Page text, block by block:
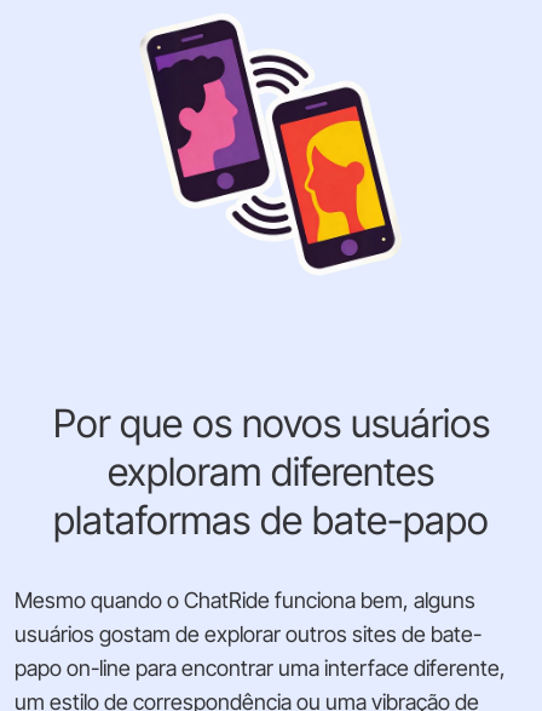
Por que os novos usuários
exploram diferentes
plataformas de bate-papo
Mesmo quando o ChatRide funciona bem, alguns
usuários gostam de explorar outros sites de bate-
papo on-line para encontrar uma interface diferente,
um estilo de correspondência ou uma vibração de